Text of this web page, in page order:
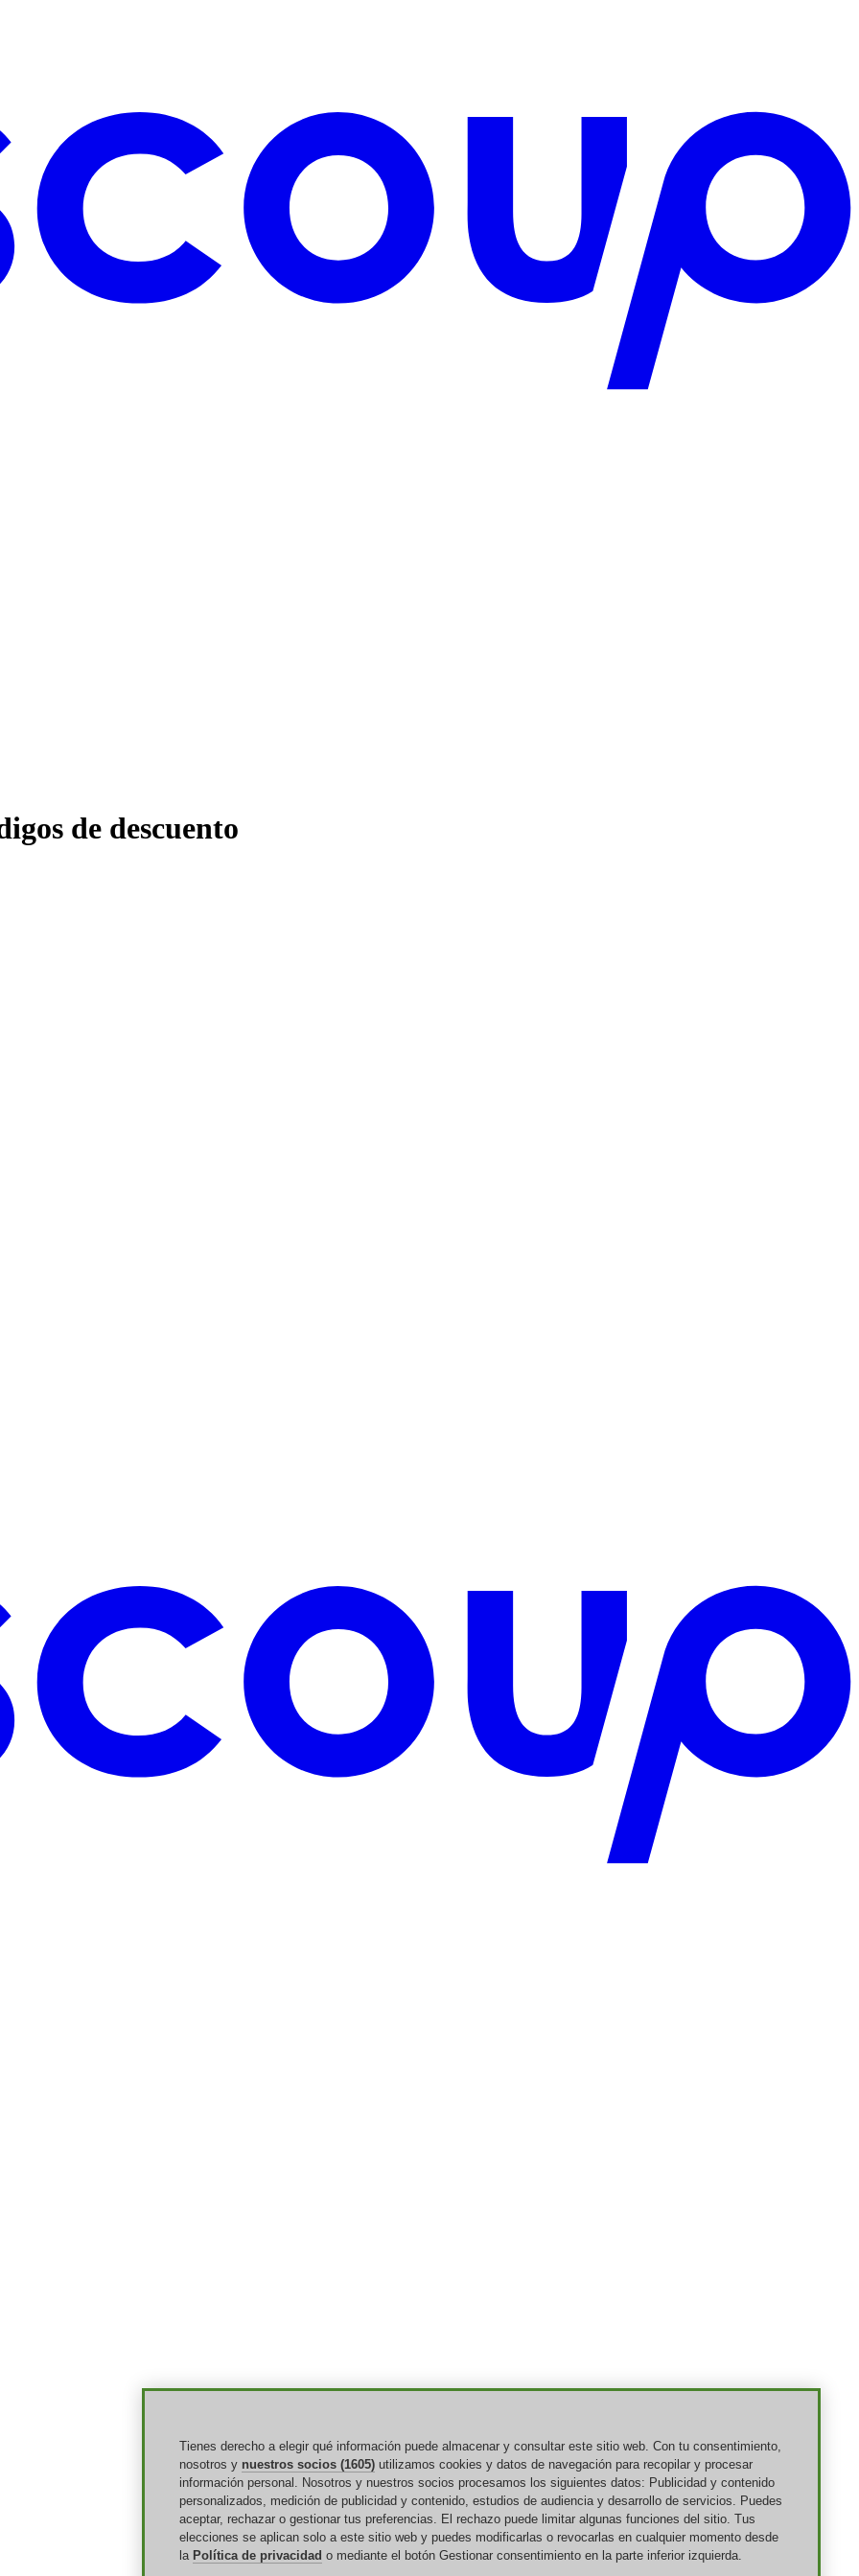
de descuento
Tienes derecho a elegir qué información puede almacenar y consultar este sitio web. Con tu consentimiento,
nosotros y nuestros socios (1605) utilizamos cookies y datos de navegación para recopilar y procesar
información personal. Nosotros y nuestros socios procesamos los siguientes datos: Publicidad y contenido
personalizados, medición de publicidad y contenido, estudios de audiencia y desarrollo de servicios. Puedes
aceptar, rechazar o gestionar tus preferencias. El rechazo puede limitar algunas funciones del sitio. Tus
elecciones se aplican solo a este sitio web y puedes modificarlas o revocarlas en cualquier momento desde
la Política de privacidad o mediante el botón Gestionar consentimiento en la parte inferior izquierda.